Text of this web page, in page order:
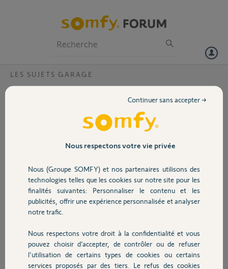
Volet
Sécurité
Domotique
Chauffage
LES SUJETS GARAGE
Erreur E7 AXroll barre palpeuse
Erreur E7 sur ma porte de garage, c'est clairement la barre palpeuse
qui cause ce problème. J'ai débranché les connectiques sur le boitier
AXroll mais l'erreur E7 persiste.
Y-a-t-il un réglage a modifier sur le boitier AXroll ???
Cordialement
Merci,
Sebouille M.
Participer au fil de discussion
Nous respectons votre vie privée
Nous (Groupe SOMFY) et nos partenaires utilisons des
technologies telles que les cookies sur notre site pour les
finalités suivantes: Personnaliser le contenu et les
publicités, offrir une expérience personnalisée et analyser
notre trafic.
Nous respectons votre droit à la confidentialité et vous
pouvez choisir d’accepter, de contrôler ou de refuser
l'utilisation de certains types de cookies ou certains
services proposés par des tiers. Le refus des cookies
Continuer sans accepter →